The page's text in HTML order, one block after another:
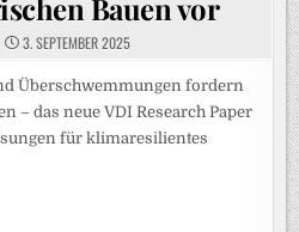
Bauen vor
3. SEPTEMBER 2025
Überschwemmungen fordern
– das neue VDI Research Paper
für klimaresilientes